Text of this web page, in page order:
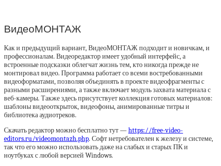
ВидеоМОНТАЖ
Как и предыдущий вариант, ВидеоМОНТАЖ подходит и новичкам, и
профессионалам. Видеоредактор имеет удобный интерфейс, а
встроенные подсказки облегчат жизнь тем, кто никогда прежде не
монтировал видео. Программа работает со всеми востребованными
видеоформатами, позволяя объединять в проекте видеофрагменты с
разными расширениями, а также включает модуль захвата материала с
веб-камеры. Также здесь присутствует коллекция готовых материалов:
шаблоны видеооткрыток, видеофоны, анимированные титры и
библиотека аудиотреков.
Скачать редактор можно бесплатно тут —https://free-video-
editors.ru/videomontazh.php. Софт нетребователен к железу и системе,
так что его можно использовать даже на слабых и старых ПК и
ноутбуках с любой версией Windows.